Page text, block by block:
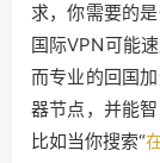
求，你需要的
国际VPN可能
而专业的回国
器节点，并能
比如当你搜索“